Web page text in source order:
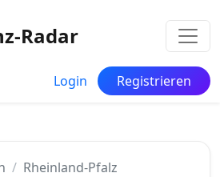
Radar
Login Registrieren
Rheinland-Pfalz